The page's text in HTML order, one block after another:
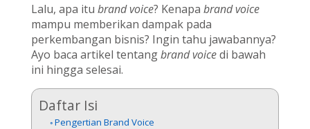
Lalu, apa itu brand voice? Kenapa brand voice
mampu memberikan dampak pada
perkembangan bisnis? Ingin tahu jawabannya?
Ayo baca artikel tentangbrand voicedi bawah
ini hingga selesai.
Daftar Isi
Pengertian Brand Voice